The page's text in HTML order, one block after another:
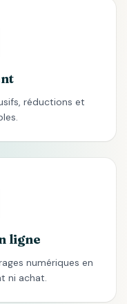
réductions et
ligne
numériques en
ni achat.